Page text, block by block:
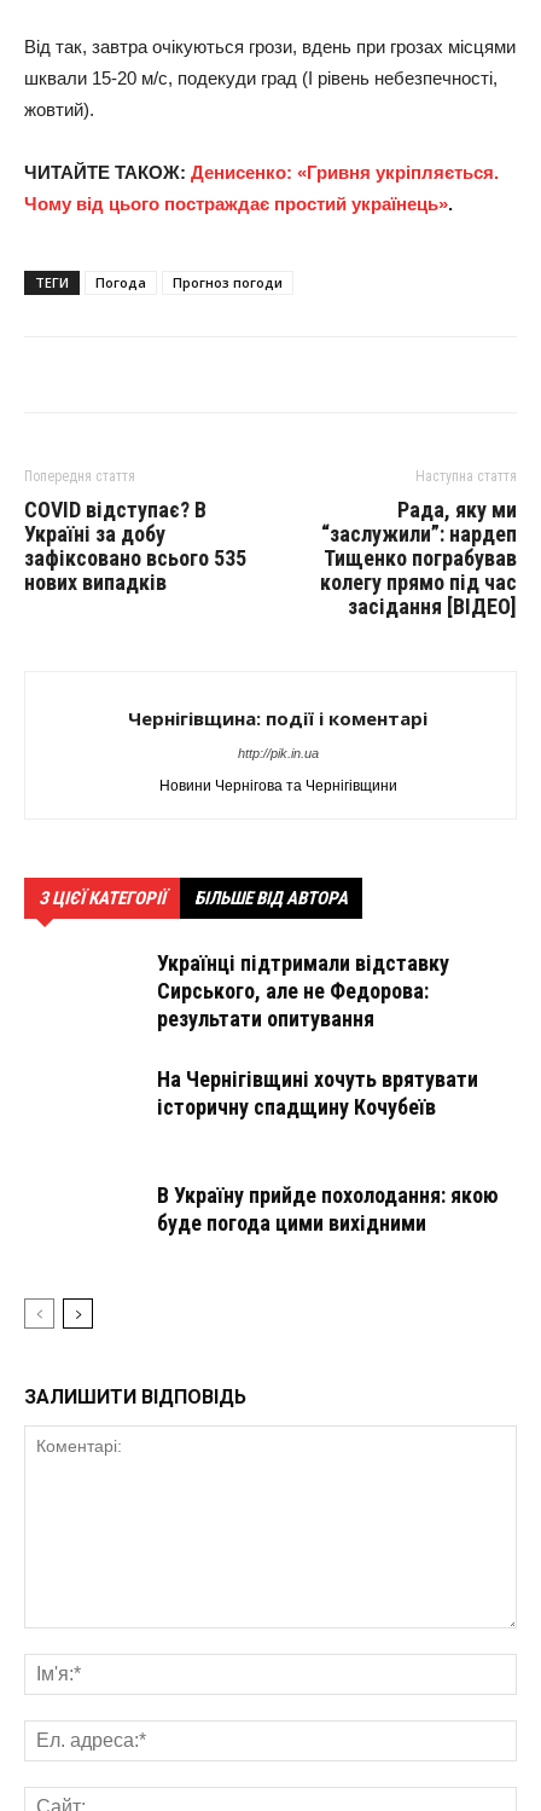
Від так, завтра очікуються грози, вдень при грозах місцями
шквали 15-20 м/с, подекуди град (І рівень небезпечності,
жовтий).
ЧИТАЙТЕ ТАКОЖ: Денисенко: «Гривня укріпляється.
Чому від цього постраждає простий українець».
ТЕГИ Погода Прогноз погоди
Попередня стаття
COVID відступає? В
Україні за добу
зафіксовано всього 535
нових випадків
Наступна стаття
Рада, яку ми
“заслужили”: нардеп
Тищенко пограбував
колегу прямо під час
засідання [ВІДЕО]
Чернігівщина: події і коментарі
http://pik.in.ua
Новини Чернігова та Чернігівщини
З ЦІЄЇ КАТЕГОРІЇ БІЛЬШЕ ВІД АВТОРА
Українці підтримали відставку
Сирського, але не Федорова:
результати опитування
На Чернігівщині хочуть врятувати
історичну спадщину Кочубеїв
В Україну прийде похолодання: якою
буде погода цими вихідними
ЗАЛИШИТИ ВІДПОВІДЬ